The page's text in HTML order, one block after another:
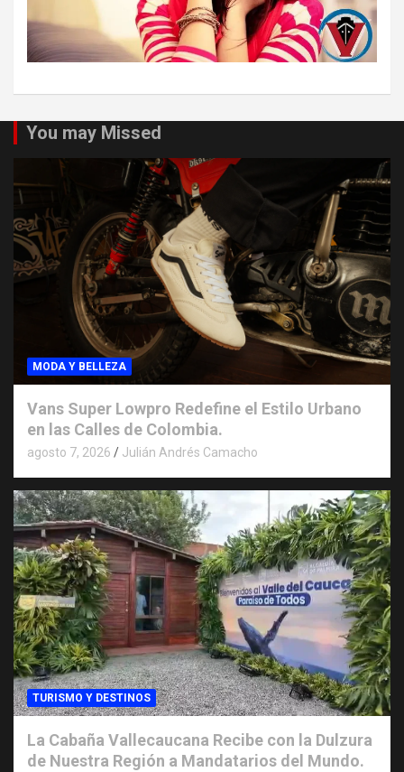
You may Missed
MODA Y BELLEZA
Vans Super Lowpro Redefine el Estilo Urbano
en las Calles de Colombia.
agosto 7, 2026 Julián Andrés Camacho
TURISMO Y DESTINOS
La Cabaña Vallecaucana Recibe con la Dulzura
de Nuestra Región a Mandatarios del Mundo.